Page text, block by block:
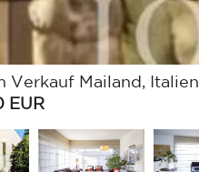
Verkauf Mailand, Italien
EUR